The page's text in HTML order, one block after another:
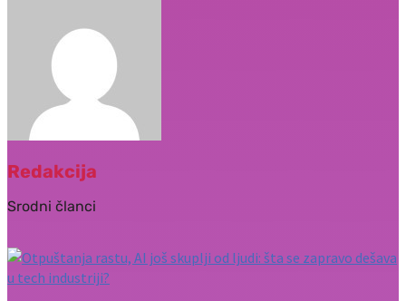
Redakcija
Srodni članci